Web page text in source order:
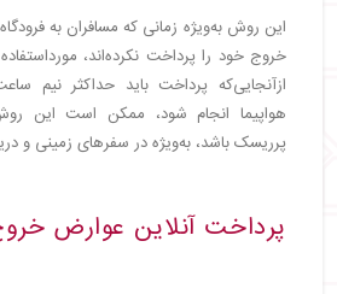
این روش به‌ویژه زمانی که مسافران به
خروج خود را پرداخت نکرده‌اند،
ازآنجایی‌که پرداخت باید حداکثر نیم
هواپیما انجام شود، ممکن است این
پرریسک باشد، به‌ویژه در سفرهای زمینی و
پرداخت آنلاین عوارض